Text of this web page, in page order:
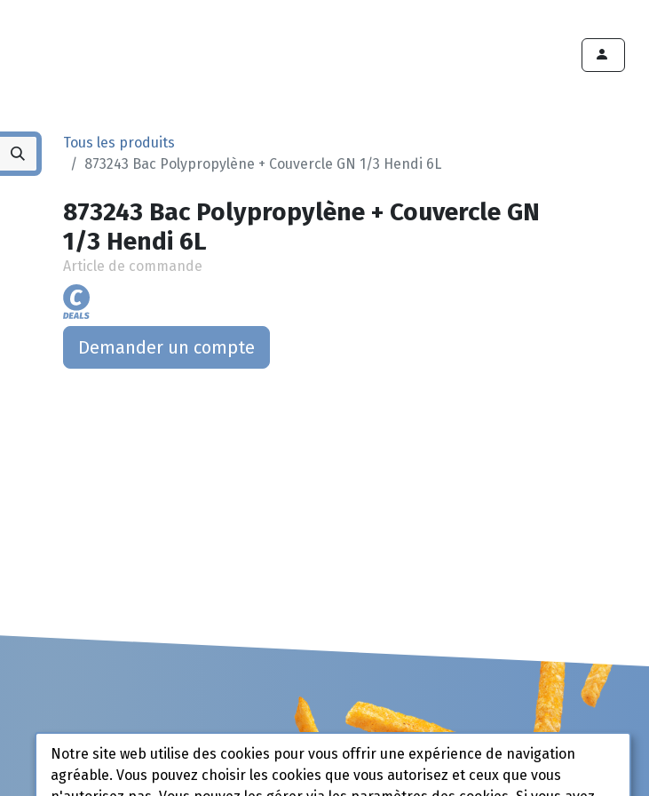
Tous les produits
873243 Bac Polypropylène + Couvercle GN 1/3 Hendi 6L
873243 Bac Polypropylène + Couvercle GN
1/3 Hendi 6L
Article de commande
Demander un compte
Notre site web utilise des cookies pour vous offrir une expérience de navigation
agréable. Vous pouvez choisir les cookies que vous autorisez et ceux que vous